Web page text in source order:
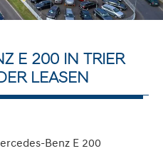
E 200 IN TRIER
LEASEN
Benz E 200